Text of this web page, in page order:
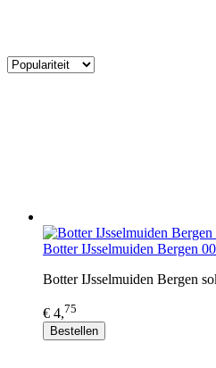
Botter IJsselmuiden Bergen
Botter IJsselmuiden Bergen
€ 4,75
Bestellen